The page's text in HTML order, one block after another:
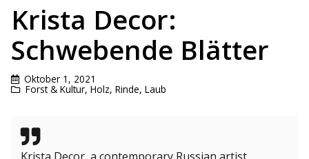
Krista Decor:
Schwebende Blätter
Oktober 1, 2021
Forst & Kultur, Holz, Rinde, Laub